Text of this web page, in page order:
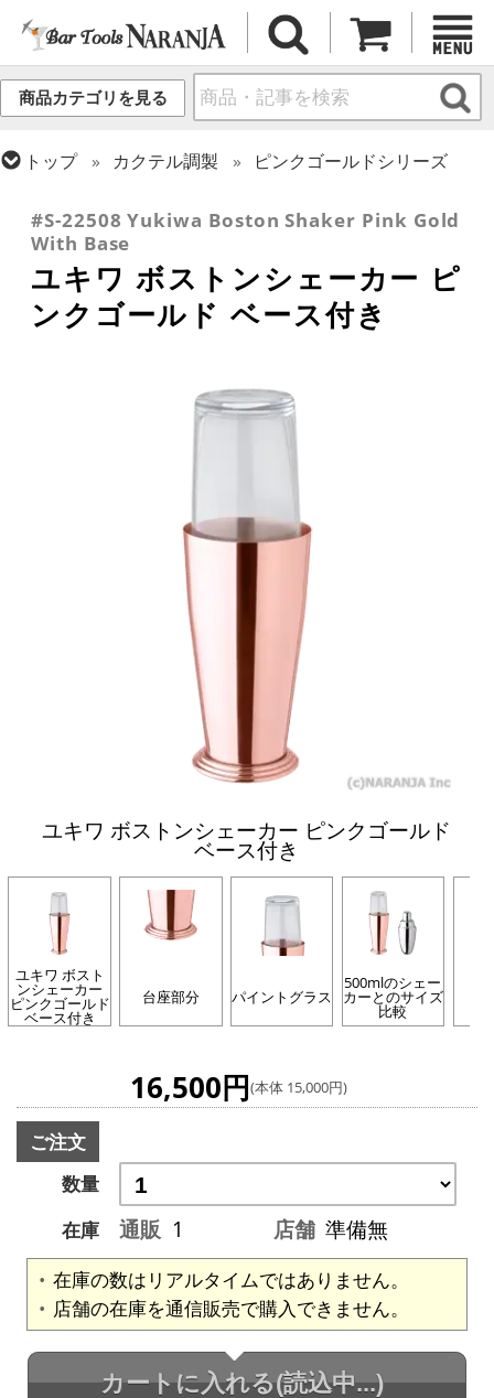
商品カテゴリを見る
トップ カクテル調製
ピンクゴールドシリーズ
#S-22508 Yukiwa Boston Shaker Pink Gold
With Base
ユキワ ボストンシェーカー ピ
ンクゴールド ベース付き
ユキワ ボストンシェーカー ピンクゴールド
ベース付き
ユキワ ボスト
ンシェーカー
ピンクゴールド
ベース付き
台座部分 パイントグラス
500mlのシェー
カーとのサイズ
比較
16,500円(本体 15,000円)
ご注文
数量
在庫
通販 1 店舗 準備無
在庫の数はリアルタイムではありません。
店舗の在庫を通信販売で購入できません。
カートに入れる(読込中...)